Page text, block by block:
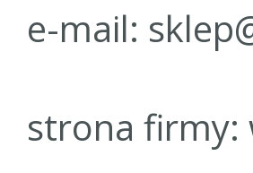
e-mail:
strona firmy: